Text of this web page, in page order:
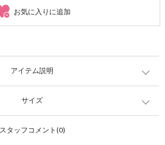
お気に入りに追加
アイテム説明
サイズ
スタッフコメント(0)